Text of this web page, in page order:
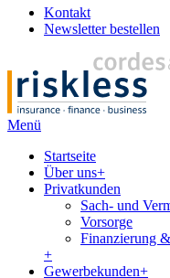
Kontakt
Newsletter bestellen
Menü
Startseite
Über uns+
Privatkunden
Sach- und
Vorsorge
Finanzierung
+
Gewerbekunden+